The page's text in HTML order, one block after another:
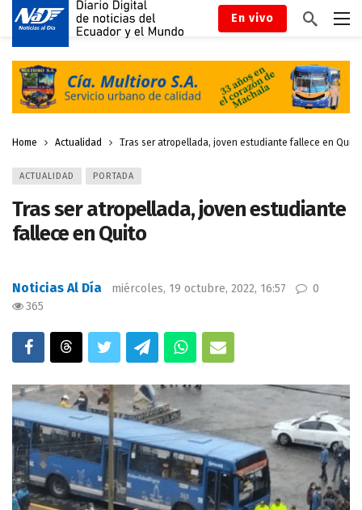
En vivo
Home Actualidad Tras ser atropellada, joven estudiante fallece en Quito
ACTUALIDAD PORTADA
Tras ser atropellada, joven estudiante
fallece en Quito
Noticias Al Día miércoles, 19 octubre, 2022, 16:57
0
365